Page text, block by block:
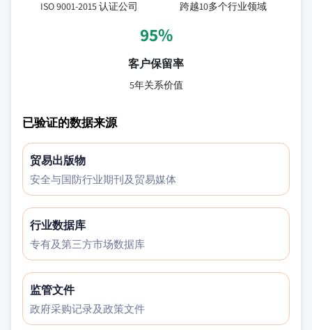
ISO 9001-2015 认证公司 跨越10多个行业领域
95%
客户保留率
5年关系价值
已验证的数据来源
贸易出版物
安全与国防行业期刊及贸易媒体
行业数据库
专有及第三方市场数据库
监管文件
政府采购记录及政策文件